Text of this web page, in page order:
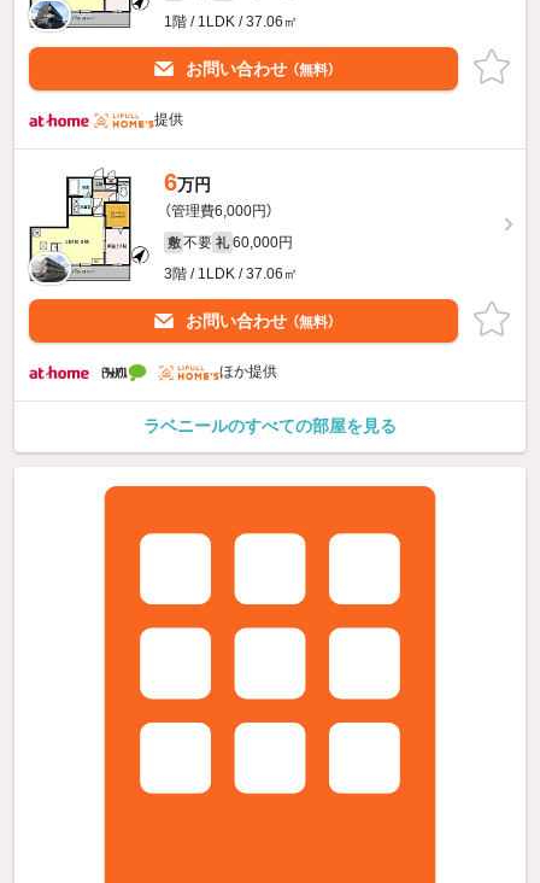
1階 / 1LDK / 37.06㎡
お問い合わせ （無料）
提供
6万円
（管理費6,000円）
敷 不要 礼 60,000円
3階 / 1LDK / 37.06㎡
お問い合わせ （無料）
ほか提供
ラベニールのすべての部屋を見る